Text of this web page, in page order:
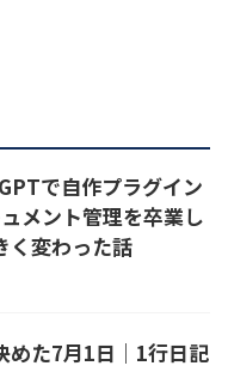
で自作プラグイン
メント管理を卒業し
く変わった話
めた7月1日｜1行日記